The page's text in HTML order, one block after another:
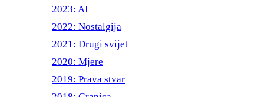
2023: AI
2022: Nostalgija
2021: Drugi svijet
2020: Mjere
2019: Prava stvar